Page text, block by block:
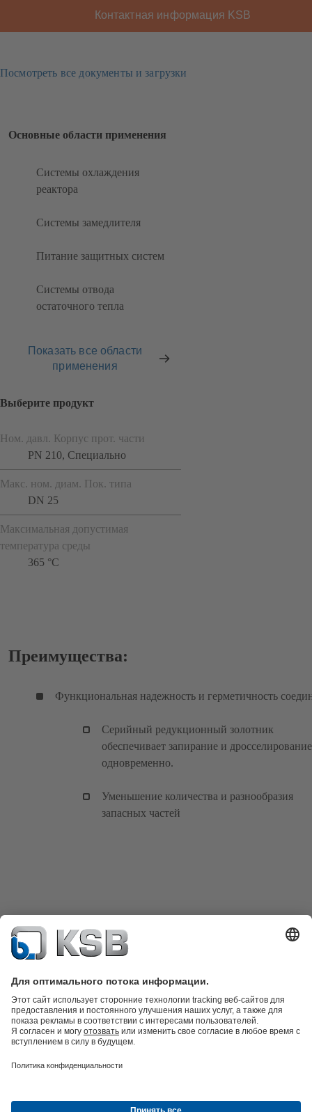
Контактная информация KSB
Посмотреть все документы и загрузки
Основные области применения
Системы охлаждения
реактора
Системы замедлителя
Питание защитных систем
Системы отвода
остаточного тепла
Показать все области
применения
Выберите продукт
Ном. давл. Корпус прот. части
PN 210, Специально
Макс. ном. диам. Пок. типа
DN 25
Максимальная допустимая
температура среды
365 °C
Преимущества:
Функциональная надежность и герметичность
Серийный редукционный золотник
обеспечивает запирание и дросселирование
одновременно.
Уменьшение количества и разнообразия
запасных частей